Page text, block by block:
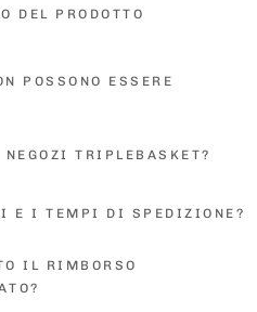
DEL PRODOTTO
POSSONO ESSERE
TRIPLEBASKET?
E I TEMPI DI SPEDIZIONE?
IL RIMBORSO